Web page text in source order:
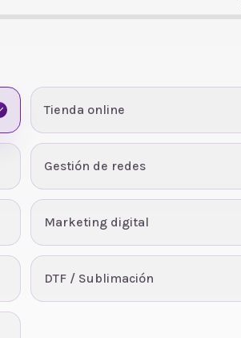
Tienda online
Gestión de redes
Marketing digital
DTF / Sublimación